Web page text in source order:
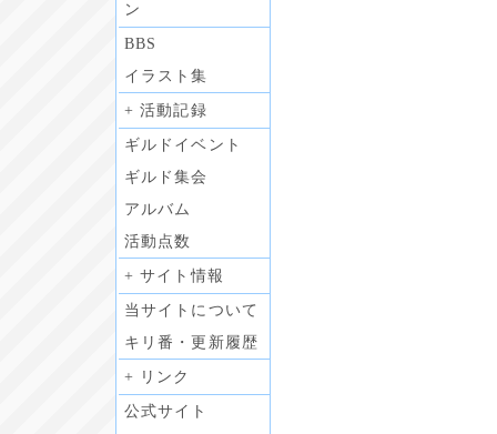
ン
BBS
イラスト集
+ 活動記録
ギルドイベント
ギルド集会
アルバム
活動点数
+ サイト情報
当サイトについて
キリ番・更新履歴
+ リンク
公式サイト